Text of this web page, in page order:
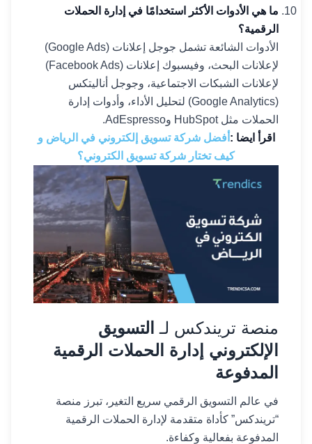
ما هي الأدوات الأكثر استخدامًا في إدارة الحملات
الرقمية؟
الأدوات الشائعة تشمل جوجل إعلانات (Google Ads)
لإعلانات البحث، وفيسبوك إعلانات (Facebook Ads)
لإعلانات الشبكات الاجتماعية، وجوجل أناليتكس
(Google Analytics) لتحليل الأداء، وأدوات إدارة
الحملات مثل HubSpot وAdEspresso.
اقرأ ايضا : أفضل شركة تسويق إلكتروني في الرياض و
كيف تختار شركة تسويق الكتروني؟
منصة تريندكس لـ التسويق
الإلكتروني إدارة الحملات الرقمية
المدفوعة
في عالم التسويق الرقمي سريع التغير، تبرز منصة
“تريندكس” كأداة متقدمة لإدارة الحملات الرقمية
المدفوعة بفعالية وكفاءة.